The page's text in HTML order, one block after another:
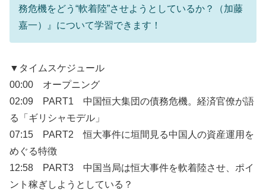
務危機をどう“軟着陸”させようとしているか？（加藤
嘉一）』について学習できます！
▼タイムスケジュール
00:00​ オープニング
02:09 PART1 中国恒大集団の債務危機。経済官僚が語
る「ギリシャモデル」
07:15 PART2 恒大事件に垣間見る中国人の資産運用を
めぐる特徴
12:58 PART3 中国当局は恒大事件を軟着陸させ、ポイ
ント稼ぎしようとしている？